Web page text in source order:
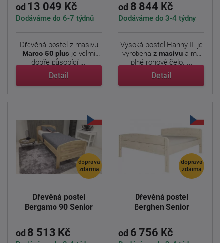
od 13 049 Kč
Dodáváme do 6-7 týdnů
Dřevěná postel z masivu
Marco 50 plus je velmi
dobře působící ...
Detail
od 8 844 Kč
Dodáváme do 3-4 týdny
Vysoká postel Hanny II. je
vyrobena z masivua má
plné rohové čelo. ...
Detail
doprava
zdarma
Dřevěná postel
Bergamo 90 Senior
od 8 513 Kč
doprava
zdarma
Dřevěná postel
Berghen Senior
od 6 756 Kč